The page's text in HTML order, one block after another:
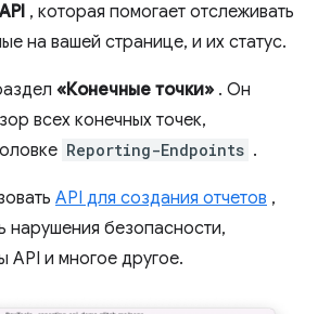
, которая помогает отслеживать
на вашей странице, и их статус.
«Конечные точки» . Он
всех конечных точек,
Reporting-Endpoints .
API для создания отчетов ,
нарушения безопасности,
API и многое другое.